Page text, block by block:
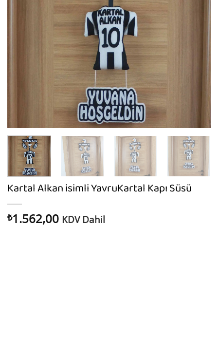
Kartal Alkan isimli YavruKartal Kapı Süsü
₺1.562,00 KDV Dahil